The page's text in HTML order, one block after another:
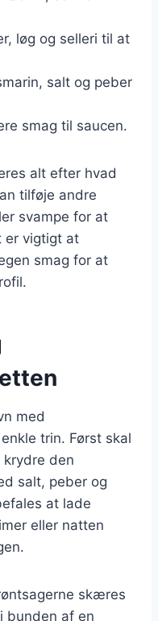
løg og selleri til at
salt og peber
smag til saucen.
alt efter hvad
tilføje andre
svampe for at
er vigtigt at
smag for at
med
trin. Først skal
den
salt, peber og
at lade
eller natten
skæres
bunden af en